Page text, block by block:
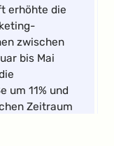
erhöhte die
zwischen
bis Mai
um 11% und
Zeitraum